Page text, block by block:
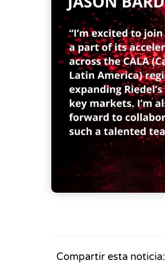
Compartir esta noticia: